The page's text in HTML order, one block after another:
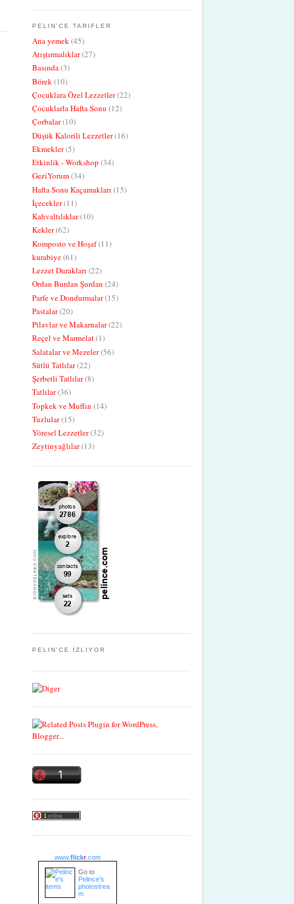
PELIN'CE TARIFLER
Ana yemek(45)
Atıştırmalıklar(27)
Basında(3)
Börek(10)
Çocuklara Özel Lezzetler(22)
Çocuklarla Hafta Sonu (12)
Çorbalar(10)
Düşük Kalorili Lezzetler(16)
Ekmekler(5)
Etkinlik - Workshop (34)
GeziYorum(34)
Hafta Sonu Kaçamakları (15)
İçecekler(11)
Kahvaltılıklar(10)
Kekler(62)
Komposto ve Hoşaf(11)
kurabiye(61)
Lezzet Durakları (22)
Ordan Burdan Şurdan (24)
Parfe ve Dondurmalar(15)
Pastalar(20)
Pilavlar ve Makarnalar(22)
Reçel ve Marmelat(1)
Salatalar ve Mezeler(56)
Sütlü Tatlılar(22)
Şerbetli Tatlılar(8)
Tatlılar(36)
Topkek ve Muffın (14)
Tuzlular(15)
Yöresel Lezzetler(32)
Zeytinyağlılar(13)
PELIN'CE İZLIYOR
www.flickr.com
Go to
Pelince's
photostrea
m